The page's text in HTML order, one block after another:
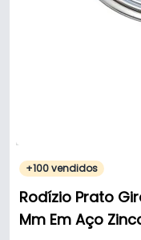
+100 vendidos
Rodízio Prato
Mm Em Aço